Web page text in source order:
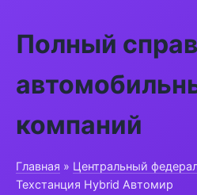
Полный
компаний
Главная » Центральный
Техстанция Hybrid Автомир